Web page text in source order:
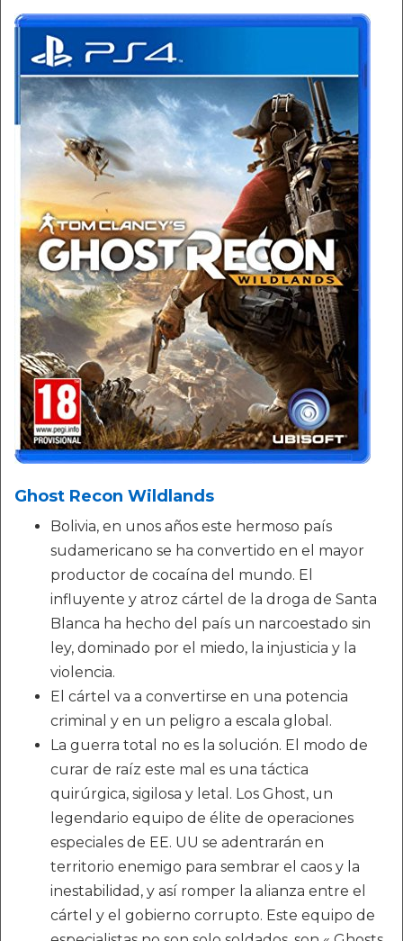
Ghost Recon Wildlands
Bolivia, en unos años este hermoso país
sudamericano se ha convertido en el mayor
productor de cocaína del mundo. El
influyente y atroz cártel de la droga de Santa
Blanca ha hecho del país un narcoestado sin
ley, dominado por el miedo, la injusticia y la
violencia.
El cártel va a convertirse en una potencia
criminal y en un peligro a escala global.
La guerra total no es la solución. El modo de
curar de raíz este mal es una táctica
quirúrgica, sigilosa y letal. Los Ghost, un
legendario equipo de élite de operaciones
especiales de EE. UU se adentrarán en
territorio enemigo para sembrar el caos y la
inestabilidad, y así romper la alianza entre el
cártel y el gobierno corrupto. Este equipo de